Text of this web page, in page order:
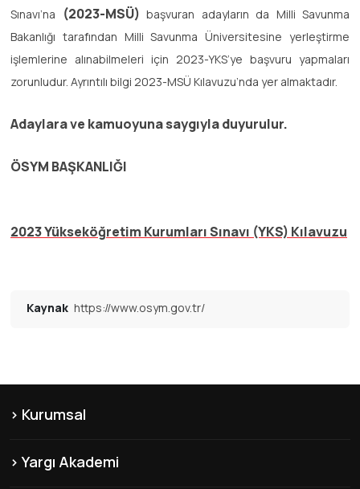
Sınavı’na
(2023-MSÜ) başvuran adayların da Milli Savunma
Bakanlığı tarafından Milli Savunma Üniversitesine yerleştirme
işlemlerine alınabilmeleri için 2023-YKS’ye başvuru yapmaları
zorunludur. Ayrıntılı bilgi 2023-MSÜ Kılavuzu’nda yer almaktadır.
Adaylara ve kamuoyuna saygıyla duyurulur.
ÖSYM BAŞKANLIĞI
2023 Yükseköğretim Kurumları Sınavı (YKS) Kılavuzu
Kaynak https://www.osym.gov.tr/
Kurumsal
Hakkımızda
Yargı Akademi